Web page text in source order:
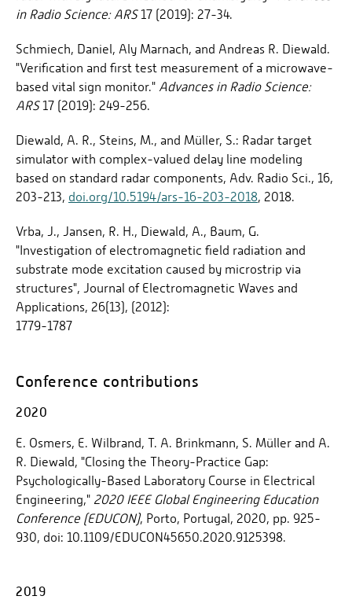
in Radio Science: ARS17 (2019): 27-34.
Schmiech, Daniel, Aly Marnach, and Andreas R. Diewald.
"Verification and first test measurement of a microwave-
based vital sign monitor." Advances in Radio Science:
ARS17 (2019): 249-256.
Diewald, A. R., Steins, M., and Müller, S.: Radar target
simulator with complex-valued delay line modeling
based on standard radar components, Adv. Radio Sci., 16,
203-213, doi.org/10.5194/ars-16-203-2018, 2018.
Vrba, J., Jansen, R. H., Diewald, A., Baum, G.
"Investigation of electromagnetic field radiation and
substrate mode excitation caused by microstrip via
structures", Journal of Electromagnetic Waves and
Applications, 26(13), (2012):
1779-1787
Conference contributions
2020
E. Osmers, E. Wilbrand, T. A. Brinkmann, S. Müller and A.
R. Diewald, "Closing the Theory-Practice Gap:
Psychologically-Based Laboratory Course in Electrical
Engineering," 2020 IEEE Global Engineering Education
Conference (EDUCON), Porto, Portugal, 2020, pp. 925-
930, doi: 10.1109/EDUCON45650.2020.9125398.
2019